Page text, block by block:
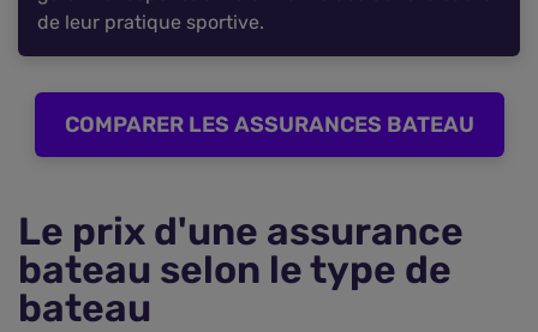
de leur pratique sportive.
COMPARER LES ASSURANCES BATEAU
Le prix d'une assurance
bateau selon le type de
bateau